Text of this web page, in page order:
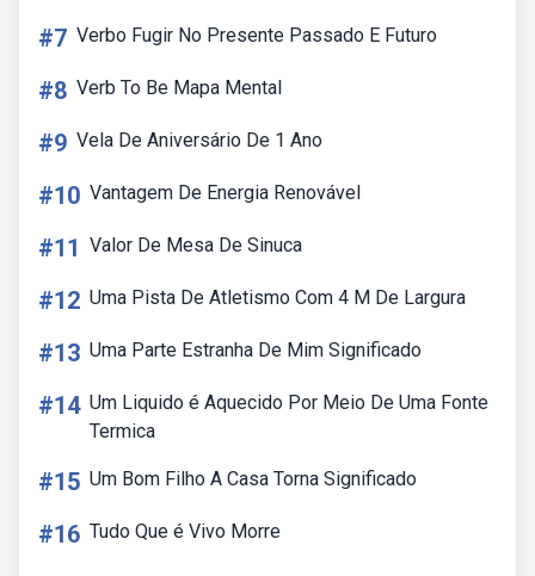
#7 Verbo Fugir No Presente Passado E Futuro
#8 Verb To Be Mapa Mental
#9 Vela De Aniversário De 1 Ano
#10 Vantagem De Energia Renovável
#11 Valor De Mesa De Sinuca
#12 Uma Pista De Atletismo Com 4 M De Largura
#13 Uma Parte Estranha De Mim Significado
#14 Um Liquido é Aquecido Por Meio De Uma Fonte
Termica
#15 Um Bom Filho A Casa Torna Significado
#16 Tudo Que é Vivo Morre